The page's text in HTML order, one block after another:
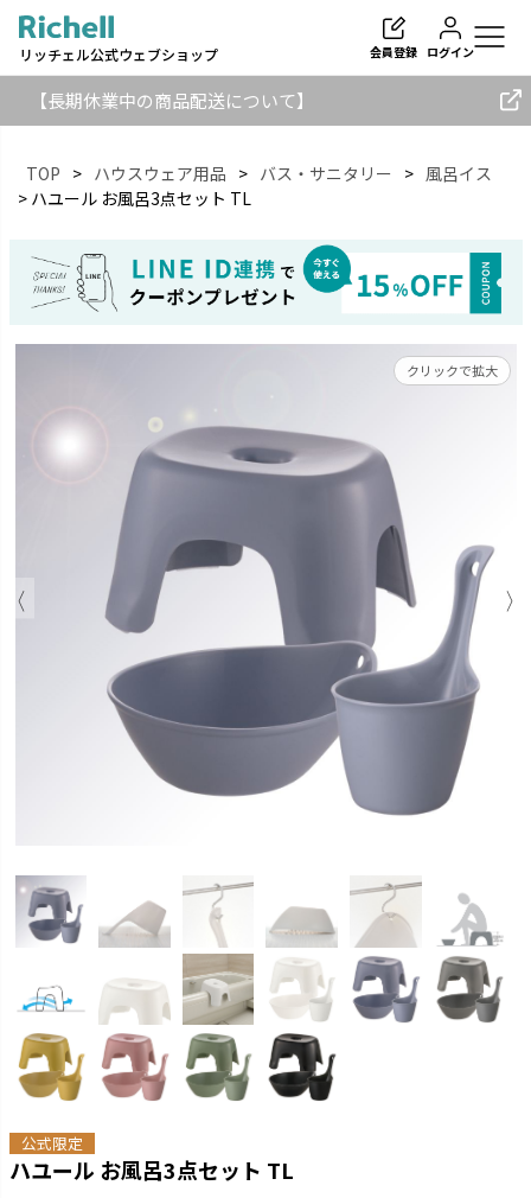
リッチェル公式ウェブショップ 会員登録 ログイン
【長期休業中の商品配送について】
TOP ハウスウェア用品 バス・サニタリー
風呂イス
ハユール お風呂3点セット TL
クリックで拡大
公式限定
ハユール お風呂3点セット TL